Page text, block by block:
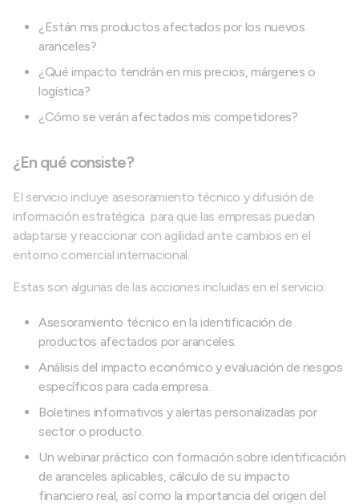
¿Están mis productos afectados por los nuevos
aranceles?
¿Qué impacto tendrán en mis precios, márgenes o
logística?
¿Cómo se verán afectados mis competidores?
¿En qué consiste?
El servicio incluye asesoramiento técnico y difusión de
información estratégica para que las empresas puedan
adaptarse y reaccionar con agilidad ante cambios en el
entorno comercial internacional.
Estas son algunas de las acciones incluidas en el servicio:
Asesoramiento técnico en la identificación de
productos afectados por aranceles.
Análisis del impacto económico y evaluación de riesgos
específicos para cada empresa.
Boletines informativos y alertas personalizadas por
sector o producto.
Un webinar práctico con formación sobre identificación
de aranceles aplicables, cálculo de su impacto
financiero real, así como la importancia del origen del